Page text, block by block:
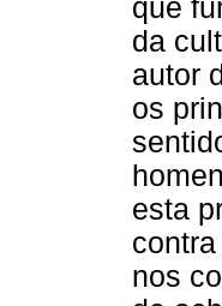
que
da
autor
os
esta
nos